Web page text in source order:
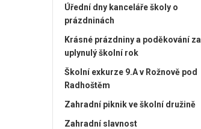
Úřední dny kanceláře školy o
prázdninách
Krásné prázdniny a poděkování za
uplynulý školní rok
Školní exkurze 9.A v Rožnově pod
Radhoštěm
Zahradní piknik ve školní družině
Zahradní slavnost